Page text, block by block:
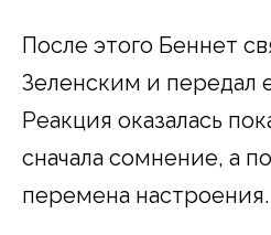
После этого Беннет
Зеленским и передал
Реакция оказалась
сначала сомнение, а
перемена настроения.